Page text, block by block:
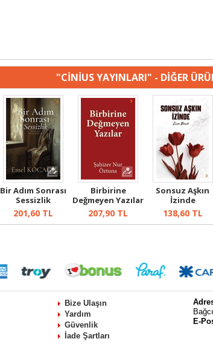
"CİNİUS YAYINLARI" - DİĞER
Bir Adım Sonrası
Sessizlik
201,60 TL
Birbirine
Değmeyen Yazılar
207,90 TL
Sonsuz Aşkın
İzinde
138,60TL
Bize Ulaşın
Yardım
Güvenlik
İade Şartları
E-